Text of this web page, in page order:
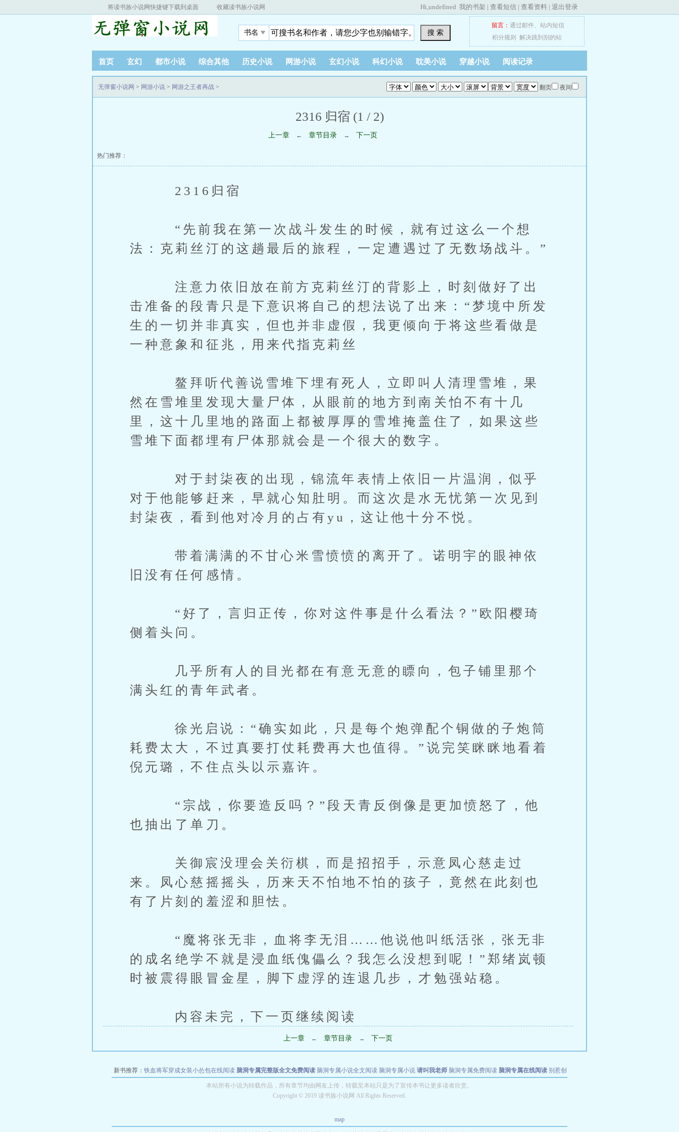
将读书族小说网快捷键下载到桌面 收藏读书族小说网 Hi,undefined 我的书架 | 查看短信 | 查看资料 | 退出登录
书名 搜 索
留言： 通过邮件、 站内短信
积分规则
解决跳到别的站
首页 玄幻 都市小说 综合其他 历史小说 网游小说 玄幻小说 科幻小说 耽美小说 穿越小说 阅读记录
翻页 夜间
无弹窗小说网 > 网游小说 > 网游之王者再战 >
2316 归宿 (1 / 2)
上一章 ← 章节目录 → 下一页
热门推荐：
2316归宿
“先前我在第一次战斗发生的时候，就有过这么一个想
法：克莉丝汀的这趟最后的旅程，一定遭遇过了无数场战斗。”
注意力依旧放在前方克莉丝汀的背影上，时刻做好了出
击准备的段青只是下意识将自己的想法说了出来：“梦境中所发
生的一切并非真实，但也并非虚假，我更倾向于将这些看做是
一种意象和征兆，用来代指克莉丝
鳌拜听代善说雪堆下埋有死人，立即叫人清理雪堆，果
然在雪堆里发现大量尸体，从眼前的地方到南关怕不有十几
里，这十几里地的路面上都被厚厚的雪堆掩盖住了，如果这些
雪堆下面都埋有尸体那就会是一个很大的数字。
对于封柒夜的出现，锦流年表情上依旧一片温润，似乎
对于他能够赶来，早就心知肚明。而这次是水无忧第一次见到
封柒夜，看到他对冷月的占有yu，这让他十分不悦。
带着满满的不甘心米雪愤愤的离开了。诺明宇的眼神依
旧没有任何感情。
“好了，言归正传，你对这件事是什么看法？”欧阳樱琦
侧着头问。
几乎所有人的目光都在有意无意的瞟向，包子铺里那个
满头红的青年武者。
徐光启说：“确实如此，只是每个炮弹配个铜做的子炮筒
耗费太大，不过真要打仗耗费再大也值得。”说完笑眯眯地看着
倪元璐，不住点头以示嘉许。
“宗战，你要造反吗？”段天青反倒像是更加愤怒了，他
也抽出了单刀。
关御宸没理会关衍棋，而是招招手，示意凤心慈走过
来。凤心慈摇摇头，历来天不怕地不怕的孩子，竟然在此刻也
有了片刻的羞涩和胆怯。
“魔将张无非，血将李无泪……他说他叫纸活张，张无非
的成名绝学不就是浸血纸傀儡么？我怎么没想到呢！”郑绪岚顿
时被震得眼冒金星，脚下虚浮的连退几步，才勉强站稳。
内容未完，下一页继续阅读
上一章 ← 章节目录 → 下一页
新书推荐： 铁血将军穿成女装小怂包在线阅读 脑洞专属完整版全文免费阅读 脑洞专属小说全文阅读 脑洞专属小说 请叫我老师 脑洞专属免费阅读 脑洞专属在线阅读 别惹创
世者 穿书第一天就结婚小说全文阅读
本站所有小说为转载作品，所有章节均由网友上传，转载至本站只是为了宣传本书让更多读者欣赏。
Copyright © 2019 读书族小说网 All Rights Reserved.
map